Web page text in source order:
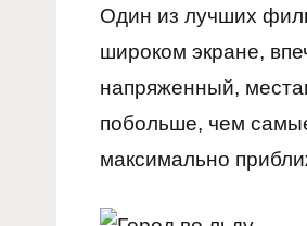
Один из лучших
широком экране,
напряженный,
побольше, чем
максимально